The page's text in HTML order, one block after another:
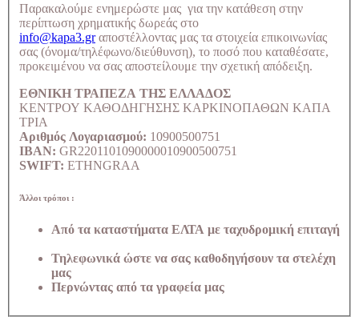
Παρακαλούμε ενημερώστε μας για την κατάθεση στην
περίπτωση χρηματικής δωρεάς στο
info@kapa3.grαποστέλλοντας μας τα στοιχεία επικοινωνίας
σας (όνομα/τηλέφωνο/διεύθυνση), το ποσό που καταθέσατε,
προκειμένου να σας αποστείλουμε την σχετική απόδειξη.
ΕΘΝΙΚΗ ΤΡΑΠΕΖΑ ΤΗΣ ΕΛΛΑΔΟΣ
ΚΕΝΤΡΟΥ ΚΑΘΟΔΗΓΗΣΗΣ ΚΑΡΚΙΝΟΠΑΘΩΝ ΚΑΠΑ
ΤΡΙΑ
Αριθμός Λογαριασμού: 10900500751
IBAN: GR2201101090000010900500751
SWIFT: ETHNGRAA
Άλλοι τρόποι :
Από τα καταστήματα ΕΛΤΑ με ταχυδρομική επιταγή
Τηλεφωνικά ώστε να σας καθοδηγήσουν τα στελέχη
μας
Περνώντας από τα γραφεία μας